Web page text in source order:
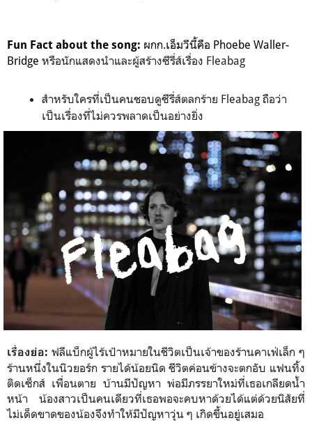
Fun Fact about the song: ผกก.เอ็มวีนี้คือ Phoebe Waller-
Bridge หรือนักแสดงนำและผู้สร้างซีรี่ส์เรื่อง Fleabag
สำหรับใครที่เป็นคนชอบดูซีรี่ส์ตลกร้าย Fleabag ถือว่า
เป็นเรื่องที่ไม่ควรพลาดเป็นอย่างยิ่ง
เรื่องย่อ: ฟลีแบ็กผู้ไร้เป้าหมายในชีวิตเป็นเจ้าของร้านคาเฟ่เล็ก ๆ
ร้านหนึ่งในนิวยอร์ก รายได้น้อยนิด ชีวิตค่อนข้างจะตกอับ แฟนทิ้ง
ติดเซ็กส์ เพื่อนตาย บ้านมีปัญหา พ่อมีภรรยาใหม่ที่เธอเกลียดน้ำ
หน้า น้องสาวเป็นคนเดียวที่เธอพอจะคบหาด้วยได้แต่ด้วยนิสัยที่
ไม่เด็ดขาดของน้องจึงทำให้มีปัญหาวุ่น ๆ เกิดขึ้นอยู่เสมอ